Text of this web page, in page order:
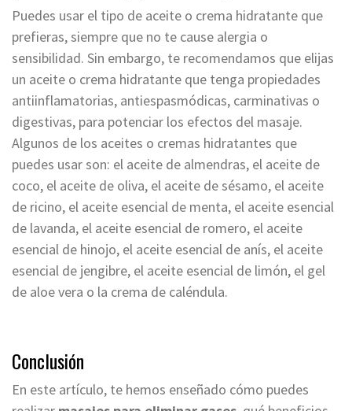
Puedes usar el tipo de aceite o crema hidratante que
prefieras, siempre que no te cause alergia o
sensibilidad. Sin embargo, te recomendamos que elijas
un aceite o crema hidratante que tenga propiedades
antiinflamatorias, antiespasmódicas, carminativas o
digestivas, para potenciar los efectos del masaje.
Algunos de los aceites o cremas hidratantes que
puedes usar son: el aceite de almendras, el aceite de
coco, el aceite de oliva, el aceite de sésamo, el aceite
de ricino, el aceite esencial de menta, el aceite esencial
de lavanda, el aceite esencial de romero, el aceite
esencial de hinojo, el aceite esencial de anís, el aceite
esencial de jengibre, el aceite esencial de limón, el gel
de aloe vera o la crema de caléndula.
Conclusión
En este artículo, te hemos enseñado cómo puedes